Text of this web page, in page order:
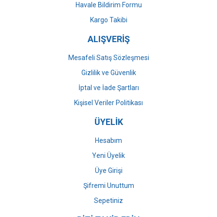
Gönder
Havale Bildirim Formu
Kargo Takibi
ALIŞVERİŞ
Mesafeli Satış Sözleşmesi
Gizlilik ve Güvenlik
İptal ve İade Şartları
Kişisel Veriler Politikası
ÜYELİK
Hesabım
Yeni Üyelik
Üye Girişi
Şifremi Unuttum
Sepetiniz